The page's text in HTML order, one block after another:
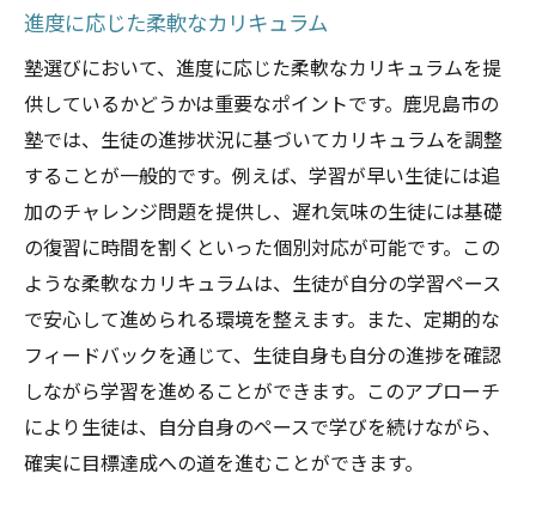
進度に応じた柔軟なカリキュラム
塾選びにおいて、進度に応じた柔軟なカリキュラムを提
供しているかどうかは重要なポイントです。鹿児島市の
塾では、生徒の進捗状況に基づいてカリキュラムを調整
することが一般的です。例えば、学習が早い生徒には追
加のチャレンジ問題を提供し、遅れ気味の生徒には基礎
の復習に時間を割くといった個別対応が可能です。この
ような柔軟なカリキュラムは、生徒が自分の学習ペース
で安心して進められる環境を整えます。また、定期的な
フィードバックを通じて、生徒自身も自分の進捗を確認
しながら学習を進めることができます。このアプローチ
により生徒は、自分自身のペースで学びを続けながら、
確実に目標達成への道を進むことができます。